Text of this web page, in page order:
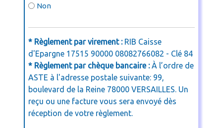
Non
* Règlement par virement : RIB Caisse
d'Epargne 17515 90000 08082766082 - Clé 84
* Règlement par chèque bancaire :À l’ordre de
ASTE à l'adresse postale suivante: 99,
boulevard de la Reine 78000 VERSAILLES. Un
reçu ou une facture vous sera envoyé dès
réception de votre règlement.